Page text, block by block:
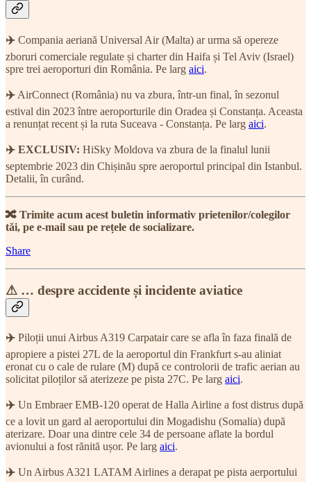
✈️ Compania aeriană Universal Air (Malta) ar urma să opereze
zboruri comerciale regulate și charter din Haifa și Tel Aviv (Israel)
spre trei aeroporturi din România. Pe larg aici.
✈️ AirConnect (România) nu va zbura, într-un final, în sezonul
estival din 2023 între aeroporturile din Oradea și Constanța. Aceasta
a renunțat recent și la ruta Suceava - Constanța. Pe larg aici.
✈️ EXCLUSIV: HiSky Moldova va zbura de la finalul lunii
septembrie 2023 din Chișinău spre aeroportul principal din Istanbul.
Detalii, în curând.
🔀 Trimite acum acest buletin informativ prietenilor/colegilor
tăi, pe e-mail sau pe rețele de socializare.
Share
⚠ … despre accidente și incidente aviatice
✈️ Piloții unui Airbus A319 Carpatair care se afla în faza finală de
apropiere a pistei 27L de la aeroportul din Frankfurt s-au aliniat
eronat cu o cale de rulare (M) după ce controlorii de trafic aerian au
solicitat piloților să aterizeze pe pista 27C. Pe larg aici.
✈️ Un Embraer EMB-120 operat de Halla Airline a fost distrus după
ce a lovit un gard al aeroportului din Mogadishu (Somalia) după
aterizare. Doar una dintre cele 34 de persoane aflate la bordul
avionului a fost rănită ușor. Pe larg aici.
✈️ Un Airbus A321 LATAM Airlines a derapat pe pista aerportului